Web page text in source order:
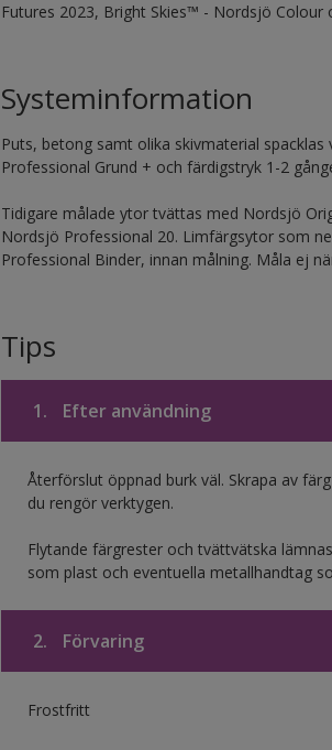
Futures 2023, Bright Skies™ - Nordsjö
Systeminformation
Puts, betong samt olika skivmaterial
Professional Grund + och färdigstryk 1-2
Tidigare målade ytor tvättas med Nordsjö
Nordsjö Professional 20. Limfärgsytor som
Professional Binder, innan målning. Måla ej
Tips
1. Efter användning
Återförslut öppnad burk väl. Skrapa av
du rengör verktygen.
Flytande färgrester och tvättvätska
som plast och eventuella metallhandtag
2. Förvaring
Frostfritt